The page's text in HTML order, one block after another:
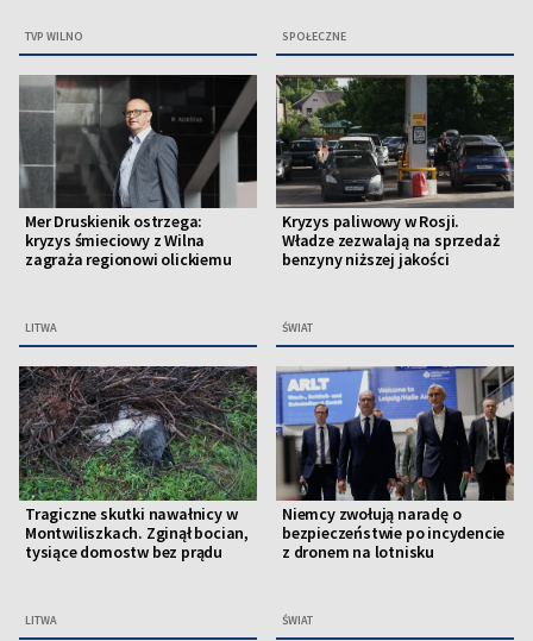
TVP WILNO SPOŁECZNE
Mer Druskienik ostrzega:
kryzys śmieciowy z Wilna
zagraża regionowi olickiemu
LITWA
Kryzys paliwowy w Rosji.
Władze zezwalają na sprzedaż
benzyny niższej jakości
ŚWIAT
Tragiczne skutki nawałnicy w
Montwiliszkach. Zginął bocian,
tysiące domostw bez prądu
LITWA
Niemcy zwołują naradę o
bezpieczeństwie po incydencie
z dronem na lotnisku
ŚWIAT